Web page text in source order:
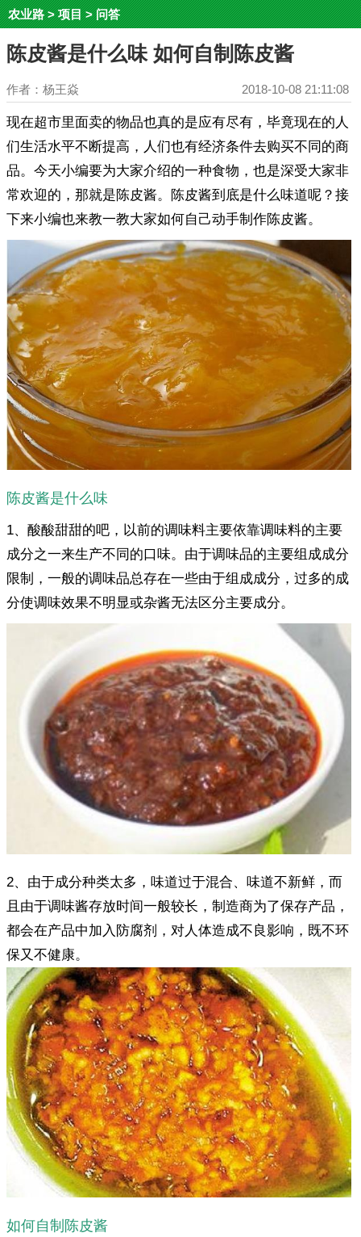
农业路>项目>问答
陈皮酱是什么味 如何自制陈皮酱
作者：杨王焱 2018-10-08 21:11:08
现在超市里面卖的物品也真的是应有尽有，毕竟现在的人
们生活水平不断提高，人们也有经济条件去购买不同的商
品。今天小编要为大家介绍的一种食物，也是深受大家非
常欢迎的，那就是陈皮酱。陈皮酱到底是什么味道呢？接
下来小编也来教一教大家如何自己动手制作陈皮酱。
陈皮酱是什么味
1、酸酸甜甜的吧，以前的调味料主要依靠调味料的主要
成分之一来生产不同的口味。由于调味品的主要组成成分
限制，一般的调味品总存在一些由于组成成分，过多的成
分使调味效果不明显或杂酱无法区分主要成分。
2、由于成分种类太多，味道过于混合、味道不新鲜，而
且由于调味酱存放时间一般较长，制造商为了保存产品，
都会在产品中加入防腐剂，对人体造成不良影响，既不环
保又不健康。
如何自制陈皮酱